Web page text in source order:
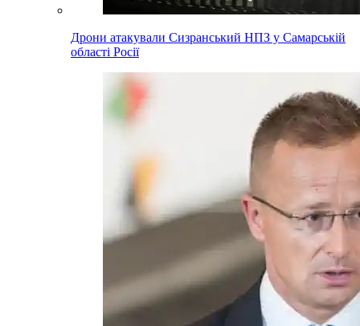
Дрони атакували Сизранський НПЗ у Самарській
області Росії